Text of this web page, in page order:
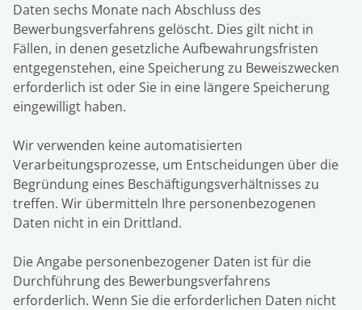
Daten sechs Monate nach Abschluss des
Bewerbungsverfahrens gelöscht. Dies gilt nicht in
Fällen, in denen gesetzliche Aufbewahrungsfristen
entgegenstehen, eine Speicherung zu Beweiszwecken
erforderlich ist oder Sie in eine längere Speicherung
eingewilligt haben.
Wir verwenden keine automatisierten
Verarbeitungsprozesse, um Entscheidungen über die
Begründung eines Beschäftigungsverhältnisses zu
treffen. Wir übermitteln Ihre personenbezogenen
Daten nicht in ein Drittland.
Die Angabe personenbezogener Daten ist für die
Durchführung des Bewerbungsverfahrens
erforderlich. Wenn Sie die erforderlichen Daten nicht